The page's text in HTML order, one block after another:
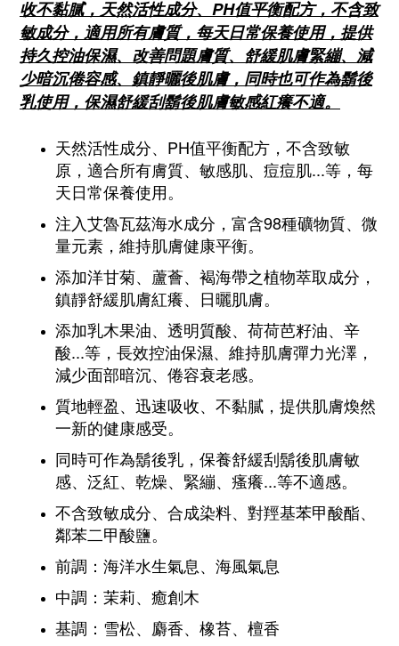
收不黏膩，天然活性成分、PH值平衡配方，不含致
敏成分，適用所有膚質，每天日常保養使用，提供
持久控油保濕、改善問題膚質、舒緩肌膚緊繃、減
少暗沉倦容感、鎮靜曬後肌膚，同時也可作為鬍後
乳使用，保濕舒緩刮鬍後肌膚敏感紅癢不適。
天然活性成分、PH值平衡配方，不含致敏
原，適合所有膚質、敏感肌、痘痘肌...等，每
天日常保養使用。
注入艾魯瓦茲海水成分，富含98種礦物質、微
量元素，維持肌膚健康平衡。
添加洋甘菊、蘆薈、褐海帶之植物萃取成分，
鎮靜舒緩肌膚紅癢、日曬肌膚。
添加乳木果油、透明質酸、荷荷芭籽油、辛
酸...等，長效控油保濕、維持肌膚彈力光澤，
減少面部暗沉、倦容衰老感。
質地輕盈、迅速吸收、不黏膩，提供肌膚煥然
一新的健康感受。
同時可作為鬍後乳，保養舒緩刮鬍後肌膚敏
感、泛紅、乾燥、緊繃、瘙癢...等不適感。
不含致敏成分、合成染料、對羥基苯甲酸酯、
鄰苯二甲酸鹽。
前調：海洋水生氣息、海風氣息
中調：茉莉、癒創木
基調：雪松、麝香、橡苔、檀香